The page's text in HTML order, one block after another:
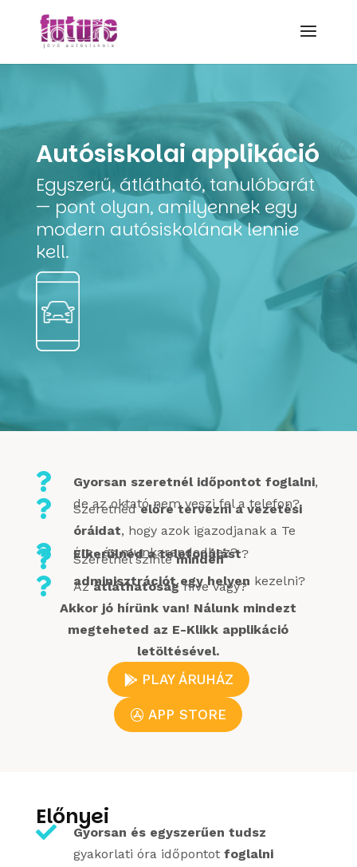
Autósiskolai applikáció
Egyszerű, átlátható, tanulóbarát
— pont olyan, amilyennek egy
modern autósiskolának lennie
kell.
 Gyorsan szeretnél időpontot foglalni,
de az oktató nem veszi fel a telefon?
 Szeretnédelőre tervezni a vezetési
óráidat, hogy azok igazodjanak a Te
óra- és munkarendedhez?
 Elkerülnéd a telefonálást?
 Szeretnél szinteminden
adminisztrációt egy helyen kezelni?
 Azátláthatósághíve vagy?
Akkor jó hírünk van! Nálunk mindezt
megteheted az E-Klikk applikáció
letöltésével.
PLAY ÁRUHÁZ
APP STORE
Előnyei

Gyorsan és egyszerűen tudsz
gyakorlati óra időpontot foglalni